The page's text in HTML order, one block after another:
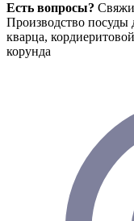
Есть вопросы?
Производство посуды
кварца,
корунда